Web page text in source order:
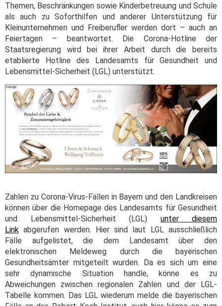
Themen, Beschränkungen sowie Kinderbetreuung und Schule
als auch zu Soforthilfen und anderer Unterstützung für
Kleinunternehmen und Freiberufler werden dort – auch an
Feiertagen – beantwortet. Die Corona-Hotline der
Staatsregierung wird bei ihrer Arbeit durch die bereits
etablierte Hotline des Landesamts für Gesundheit und
Lebensmittel-Sicherheit (LGL) unterstützt.
Zahlen zu Corona-Virus-Fällen in Bayern und den Landkreisen
können über die Homepage des Landesamts für Gesundheit
und Lebensmittel-Sicherheit (LGL) unter diesem
Link abgerufen werden. Hier sind laut LGL ausschließlich
Fälle aufgelistet, die dem Landesamt über den
elektronischen Meldeweg durch die bayerischen
Gesundheitsämter mitgeteilt wurden. Da es sich um eine
sehr dynamische Situation handle, könne es zu
Abweichungen zwischen regionalen Zahlen und der LGL-
Tabelle kommen. Das LGL wiederum melde die bayerischen